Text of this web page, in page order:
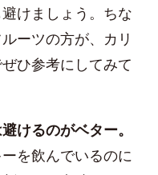
けましょう。ちな
ーツの方が、カリ
ひ参考にしてみて
けるのがベター。
を飲んでいるのに